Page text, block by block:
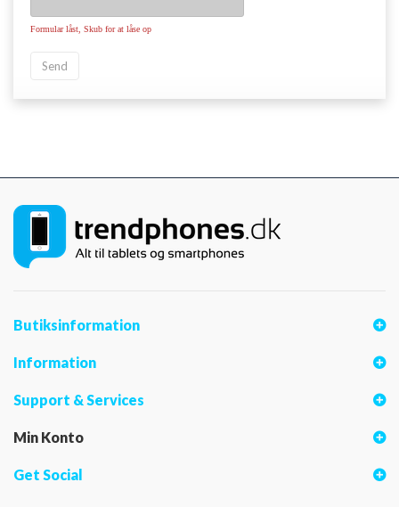
Formular låst, Skub for at låse op
Send
Butiksinformation
Information
Support & Services
Min Konto
Get Social